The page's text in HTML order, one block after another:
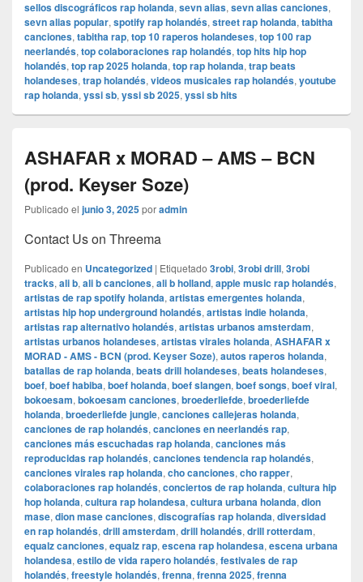
sellos discográficos rap holanda, sevn alias, sevn alias canciones,
sevn alias popular, spotify rap holandés, street rap holanda, tabitha
canciones, tabitha rap, top 10 raperos holandeses, top 100 rap
neerlandés, top colaboraciones rap holandés, top hits hip hop
holandés, top rap 2025 holanda, top rap holanda, trap beats
holandeses, trap holandés, videos musicales rap holandés, youtube
rap holanda, yssi sb, yssi sb 2025, yssi sb hits
ASHAFAR x MORAD – AMS – BCN
(prod. Keyser Soze)
Publicado el junio 3, 2025poradmin
Contact Us on Threema
Publicado en Uncategorized | Etiquetado 3robi, 3robi drill, 3robi
tracks, ali b, ali b canciones, ali b holland, apple music rap holandés,
artistas de rap spotify holanda, artistas emergentes holanda,
artistas hip hop underground holandés, artistas indie holanda,
artistas rap alternativo holandés, artistas urbanos amsterdam,
artistas urbanos holandeses, artistas virales holanda, ASHAFAR x
MORAD - AMS - BCN (prod. Keyser Soze), autos raperos holanda,
batallas de rap holanda, beats drill holandeses, beats holandeses,
boef, boef habiba, boef holanda, boef slangen, boef songs, boef viral,
bokoesam, bokoesam canciones, broederliefde, broederliefde
holanda, broederliefde jungle, canciones callejeras holanda,
canciones de rap holandés, canciones en neerlandés rap,
canciones más escuchadas rap holanda, canciones más
reproducidas rap holandés, canciones tendencia rap holandés,
canciones virales rap holanda, cho canciones, cho rapper,
colaboraciones rap holandés, conciertos de rap holanda, cultura hip
hop holanda, cultura rap holandesa, cultura urbana holanda, dion
mase, dion mase canciones, discografías rap holanda, diversidad
en rap holandés, drill amsterdam, drill holandés, drill rotterdam,
equalz canciones, equalz rap, escena rap holandesa, escena urbana
holandesa, estilo de vida rapero holandés, festivales de rap
holandés, freestyle holandés, frenna, frenna 2025, frenna